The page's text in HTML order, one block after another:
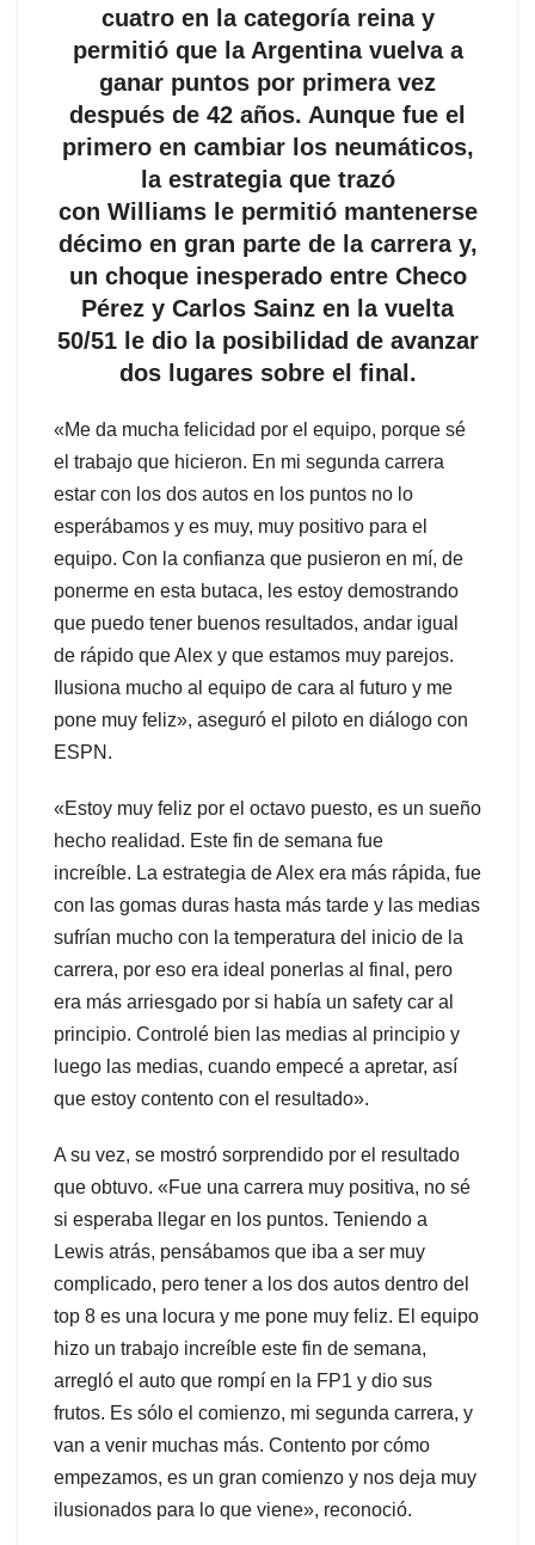
cuatro en la categoría reina y
permitió que la Argentina vuelva a
ganar puntos por primera vez
después de 42 años. Aunque fue el
primero en cambiar los neumáticos,
la estrategia que trazó
con Williams le permitió mantenerse
décimo en gran parte de la carrera y,
un choque inesperado entre Checo
Pérez y Carlos Sainz en la vuelta
50/51 le dio la posibilidad de avanzar
dos lugares sobre el final.
«Me da mucha felicidad por el equipo, porque sé
el trabajo que hicieron. En mi segunda carrera
estar con los dos autos en los puntos no lo
esperábamos y es muy, muy positivo para el
equipo. Con la confianza que pusieron en mí, de
ponerme en esta butaca, les estoy demostrando
que puedo tener buenos resultados, andar igual
de rápido que Alex y que estamos muy parejos.
Ilusiona mucho al equipo de cara al futuro y me
pone muy feliz», aseguró el piloto en diálogo con
ESPN.
«Estoy muy feliz por el octavo puesto, es un sueño
hecho realidad. Este fin de semana fue
increíble. La estrategia de Alex era más rápida, fue
con las gomas duras hasta más tarde y las medias
sufrían mucho con la temperatura del inicio de la
carrera, por eso era ideal ponerlas al final, pero
era más arriesgado por si había un safety car al
principio. Controlé bien las medias al principio y
luego las medias, cuando empecé a apretar, así
que estoy contento con el resultado».
A su vez, se mostró sorprendido por el resultado
que obtuvo. «Fue una carrera muy positiva, no sé
si esperaba llegar en los puntos. Teniendo a
Lewis atrás, pensábamos que iba a ser muy
complicado, pero tener a los dos autos dentro del
top 8 es una locura y me pone muy feliz. El equipo
hizo un trabajo increíble este fin de semana,
arregló el auto que rompí en la FP1 y dio sus
frutos. Es sólo el comienzo, mi segunda carrera, y
van a venir muchas más. Contento por cómo
empezamos, es un gran comienzo y nos deja muy
ilusionados para lo que viene», reconoció.